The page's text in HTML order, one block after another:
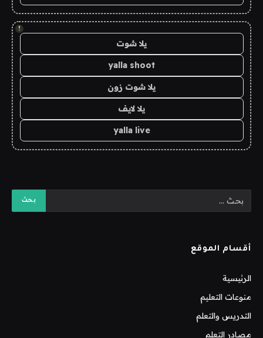
!
يلا شوت
yalla shoot
يلا شوت زون
يلا لايف
yalla live
أقسام الموقع
الرئيسية
منوعات التعليم
التدريس والتعلم
مصادر التعلم